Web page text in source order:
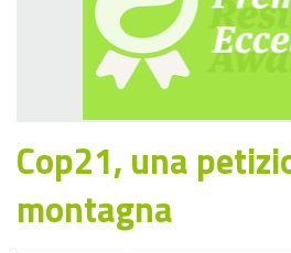
Cop21, una
montagna